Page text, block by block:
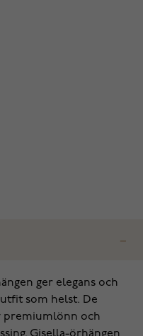
ger elegans och
som helst. De
premiumlönn och